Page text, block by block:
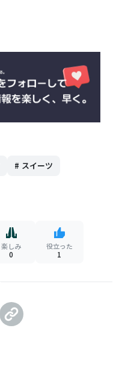
# スイーツ
楽しみ
0
役立った
1